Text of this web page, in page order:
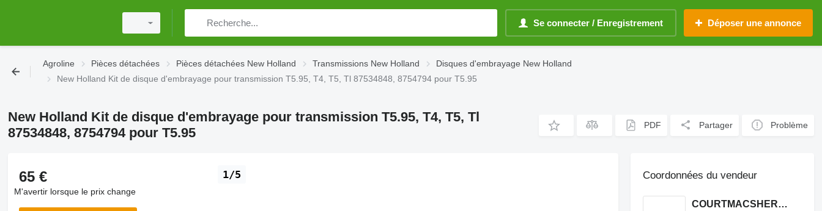
Se connecter / Enregistrement Déposer une annonce
Agroline Pièces détachées Pièces détachées New Holland Transmissions New Holland
Disques d'embrayage New Holland
New Holland Kit de disque d'embrayage pour transmission T5.95, T4, T5, Tl 87534848, 8754794 pour T5.95
New Holland Kit de disque d'embrayage pour transmission T5.95, T4, T5, Tl
87534848, 8754794 pour T5.95
PDF Partager Problème
1/5
65 €
M'avertir lorsque le prix change
Coordonnées du vendeur
COURTMACSHERRY MACHINERY LTD